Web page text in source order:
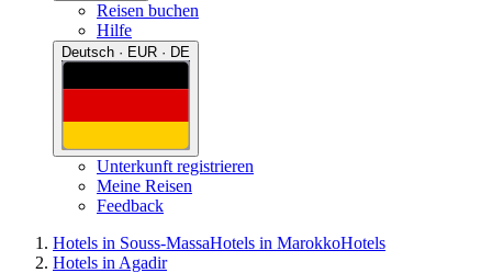
Reisen buchen
Hilfe
Deutsch · EUR · DE
Unterkunft registrieren
Meine Reisen
Feedback
Hotels in Souss-MassaHotels in MarokkoHotels
Hotels in Agadir